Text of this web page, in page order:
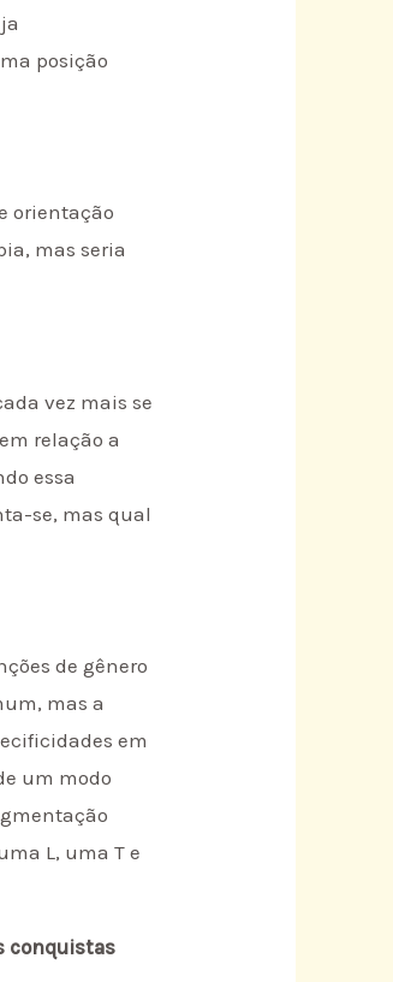
posição
orientação
mas seria
vez mais se
relação a
essa
se, mas qual
de gênero
mas a
em
um modo
L, uma T e
conquistas